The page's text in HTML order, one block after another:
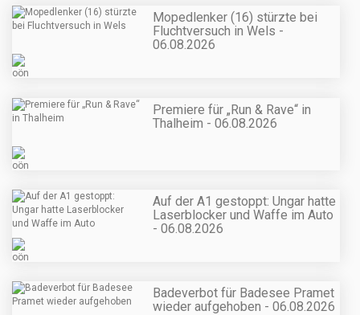
Mopedlenker (16) stürzte bei
Fluchtversuch in Wels -
06.08.2026
Premiere für „Run & Rave“ in
Thalheim - 06.08.2026
Auf der A1 gestoppt: Ungar hatte
Laserblocker und Waffe im Auto
- 06.08.2026
Badeverbot für Badesee Pramet
wieder aufgehoben - 06.08.2026